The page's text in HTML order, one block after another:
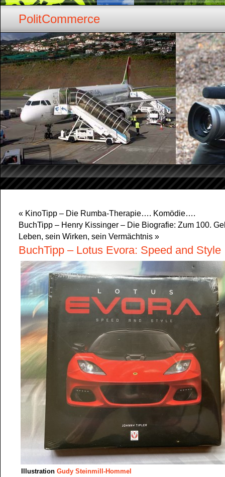
PolitCommerce
« KinoTipp – Die Rumba-Therapie…. Komödie….
BuchTipp – Henry Kissinger – Die Biografie: Zum 100.
Leben, sein Wirken, sein Vermächtnis »
BuchTipp – Lotus Evora: Speed and Style
Illustration Gudy Steinmill-Hommel